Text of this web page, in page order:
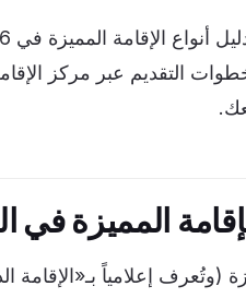
التقديم عبر مركز
المميزة في
(وتُعرف إعلامياً